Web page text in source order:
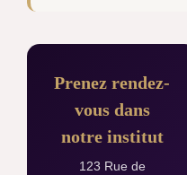
Prenez rendez-
vous dans
notre institut
123 Rue de